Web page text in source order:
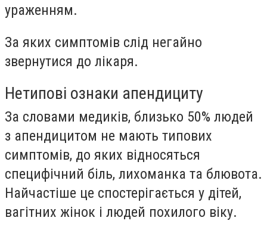
ураженням.
За яких симптомів слід негайно
звернутися до лікаря.
Нетипові ознаки апендициту
За словами медиків, близько 50% людей
з апендицитом не мають типових
симптомів, до яких відносяться
специфічний біль, лихоманка та блювота.
Найчастіше це спостерігається у дітей,
вагітних жінок і людей похилого віку.